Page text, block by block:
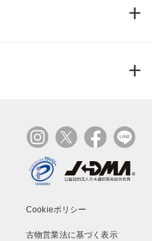
Cookieポリシー
古物営業法に基づく表示